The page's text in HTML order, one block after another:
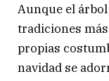
Aunque el árbol
tradiciones
propias
navidad se